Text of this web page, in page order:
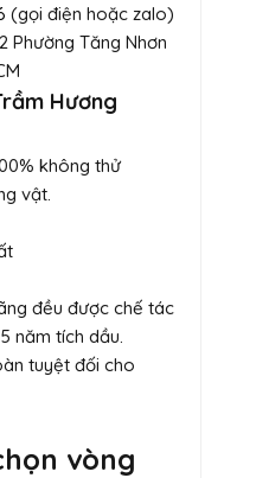
(gọi điện hoặc zalo)
Phường Tăng Nhơn
Hương
không thử
vật.
đều được chế tác
năm tích dầu.
tuyệt đối cho
vòng